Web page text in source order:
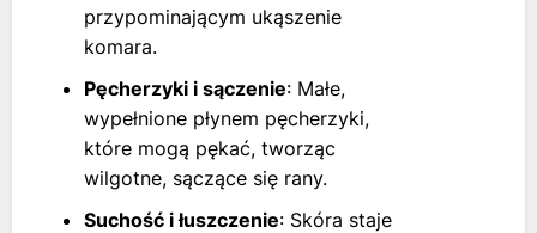
przypominającym ukąszenie
komara.
Pęcherzyki i sączenie: Małe,
wypełnione płynem pęcherzyki,
które mogą pękać, tworząc
wilgotne, sączące się rany.
Suchość i łuszczenie: Skóra staje